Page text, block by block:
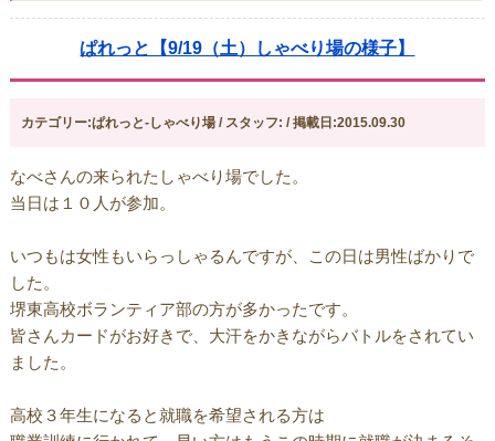
ぱれっと【9/19（土）しゃべり場の様子】
カテゴリー:ぱれっと-しゃべり場 / スタッフ: / 掲載日:2015.09.30
なべさんの来られたしゃべり場でした。
当日は１０人が参加。
いつもは女性もいらっしゃるんですが、この日は男性ばかりで
した。
堺東高校ボランティア部の方が多かったです。
皆さんカードがお好きで、大汗をかきながらバトルをされてい
ました。
高校３年生になると就職を希望される方は